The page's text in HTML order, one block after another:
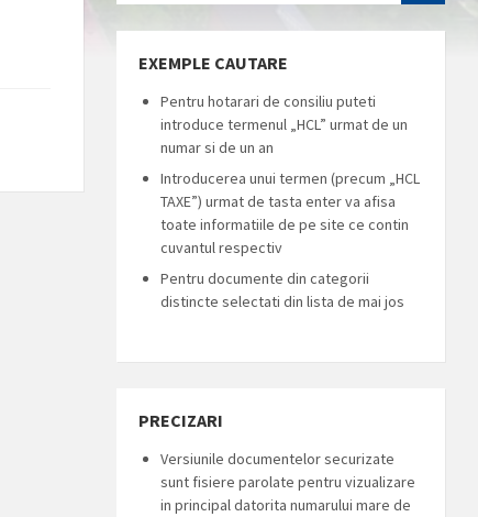
EXEMPLE CAUTARE
Pentru hotarari de consiliu puteti
introduce termenul „HCL” urmat de un
numar si de un an
Introducerea unui termen (precum „HCL
TAXE”) urmat de tasta enter va afisa
toate informatiile de pe site ce contin
cuvantul respectiv
Pentru documente din categorii
distincte selectati din lista de mai jos
PRECIZARI
Versiunile documentelor securizate
sunt fisiere parolate pentru vizualizare
in principal datorita numarului mare de